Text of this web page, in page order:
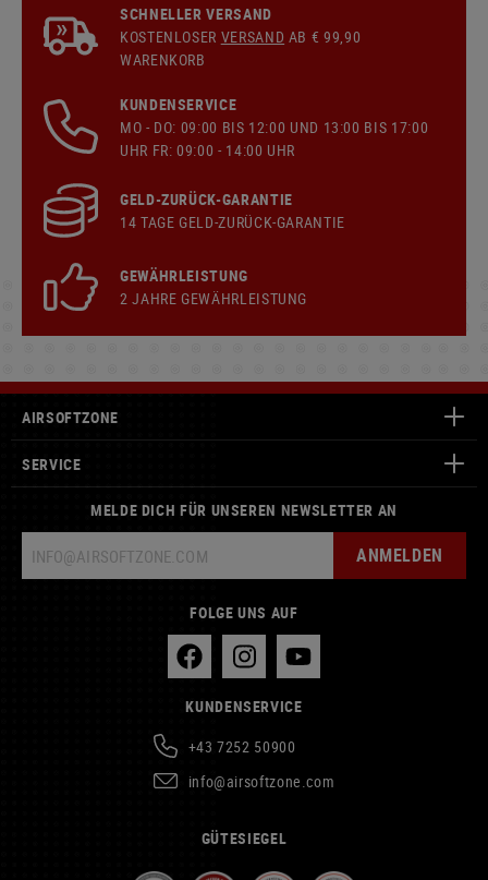
SCHNELLER VERSAND
KOSTENLOSER VERSAND AB € 99,90
WARENKORB
KUNDENSERVICE
MO - DO: 09:00 BIS 12:00 UND 13:00 BIS 17:00
UHR FR: 09:00 - 14:00 UHR
GELD-ZURÜCK-GARANTIE
14 TAGE GELD-ZURÜCK-GARANTIE
GEWÄHRLEISTUNG
2 JAHRE GEWÄHRLEISTUNG
AIRSOFTZONE
SERVICE
MELDE DICH FÜR UNSEREN NEWSLETTER AN
ANMELDEN
FOLGE UNS AUF
KUNDENSERVICE
+43 7252 50900
info@airsoftzone.com
GÜTESIEGEL